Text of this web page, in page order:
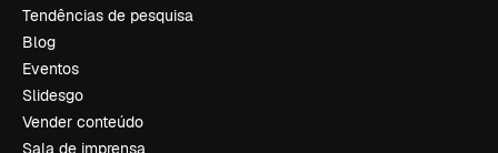
Tendências de pesquisa
Blog
Eventos
Slidesgo
Vender conteúdo
Sala de imprensa